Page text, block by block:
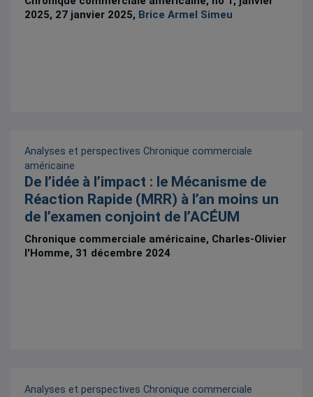
2025, 27 janvier 2025, Brice Armel Simeu
Analyses et perspectives Chronique commerciale
américaine
De l’idée à l’impact : le Mécanisme de
Réaction Rapide (MRR) à l’an moins un
de l’examen conjoint de l’ACÉUM
Chronique commerciale américaine, Charles-Olivier
l'Homme, 31 décembre 2024
Analyses et perspectives Chronique commerciale